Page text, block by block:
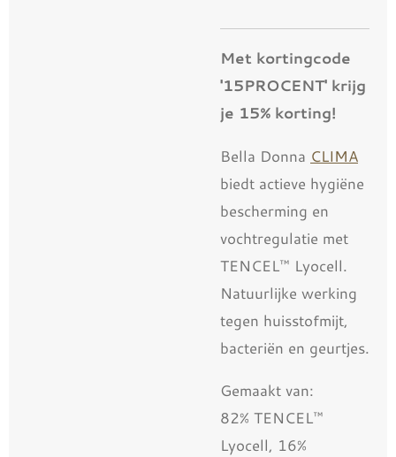
Met kortingcode
'15PROCENT' krijg
je 15% korting!
Bella Donna CLIMA
biedt actieve hygiëne
bescherming en
vochtregulatie met
TENCEL™ Lyocell.
Natuurlijke werking
tegen huisstofmijt,
bacteriën en geurtjes.
Gemaakt van:
82% TENCEL™
Lyocell, 16%